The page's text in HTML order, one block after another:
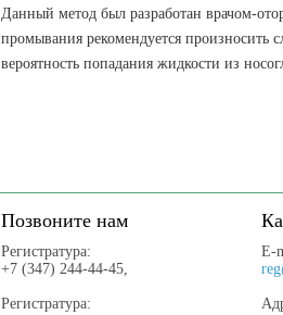
Данный метод был разработан врачом-
промывания рекомендуется
вероятность попадания жидкости из
Позвоните нам
Регистратура:
+7 (347) 244-44-45,
Регистратура:
E-